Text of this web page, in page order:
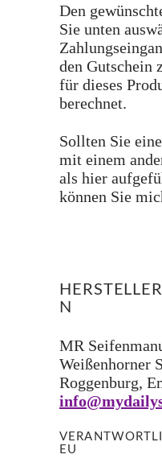
Den
Sie unten
den Gutschein
für dieses
berechnet.
Sollten Sie
mit einem
als hier
können Sie
N
MR
Weißenhorner
Roggenburg,
EU